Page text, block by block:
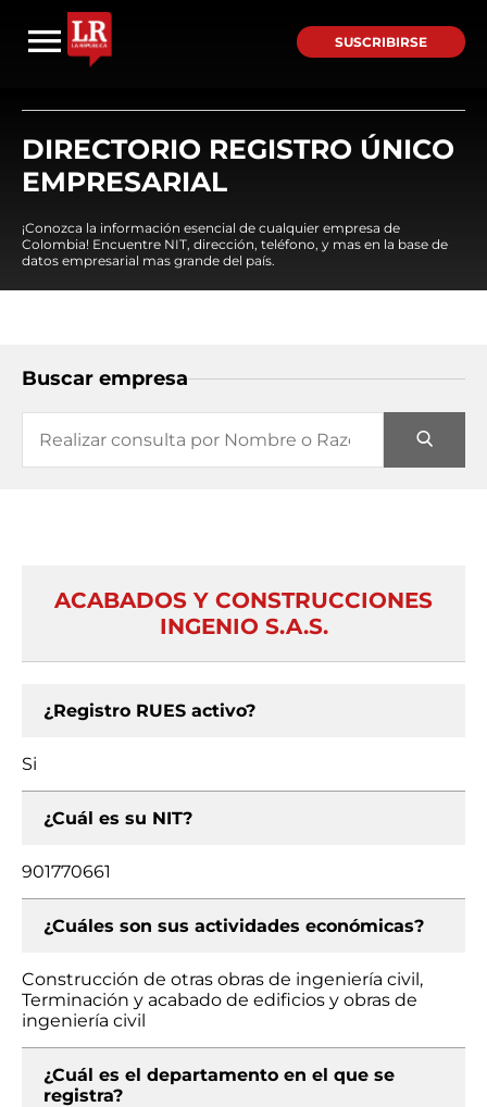
SUSCRIBIRSE
DIRECTORIO REGISTRO ÚNICO
EMPRESARIAL
¡Conozca la información esencial de cualquier empresa de
Colombia! Encuentre NIT, dirección, teléfono, y mas en la base de
datos empresarial mas grande del país.
Buscar empresa
ACABADOS Y CONSTRUCCIONES
INGENIO S.A.S.
¿Registro RUES activo?
Si
¿Cuál es su NIT?
901770661
¿Cuáles son sus actividades económicas?
Construcción de otras obras de ingeniería civil,
Terminación y acabado de edificios y obras de
ingeniería civil
¿Cuál es el departamento en el que se
registra?